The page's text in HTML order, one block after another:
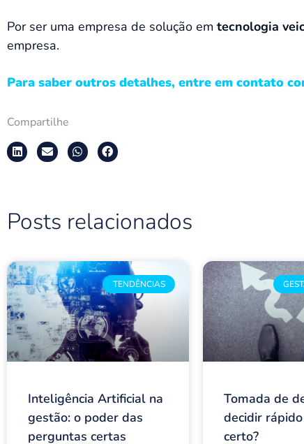
Por ser uma empresa de solução em tecnologia
empresa.
Para saber outros detalhes, entre em contato
Compartilhe
Posts relacionados
TENDÊNCIAS
Inteligência Artificial na
gestão: o poder das
perguntas certas
Tomada de
decidir
certo?